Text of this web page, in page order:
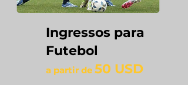
Ingressos para
Futebol
a partir de 50 USD